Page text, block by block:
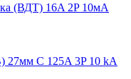
(ВДТ) 16A 2P 10мА